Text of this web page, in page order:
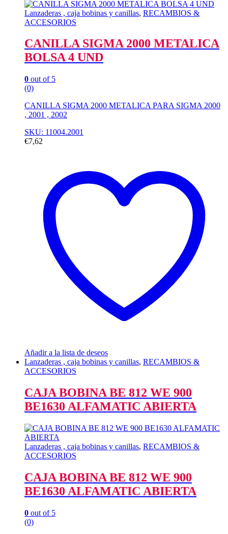
Lanzaderas , caja bobinas y canillas, RECAMBIOS &
ACCESORIOS
CANILLA SIGMA 2000 METALICA
BOLSA 4 UND
0 out of 5
(0)
CANILLA SIGMA 2000 METALICA PARA SIGMA 2000
, 2001 , 2002
SKU: 11004.2001
€7,62
Añadir a la lista de deseos
Lanzaderas , caja bobinas y canillas, RECAMBIOS &
ACCESORIOS
CAJA BOBINA BE 812 WE 900
BE1630 ALFAMATIC ABIERTA
Lanzaderas , caja bobinas y canillas, RECAMBIOS &
ACCESORIOS
CAJA BOBINA BE 812 WE 900
BE1630 ALFAMATIC ABIERTA
0 out of 5
(0)